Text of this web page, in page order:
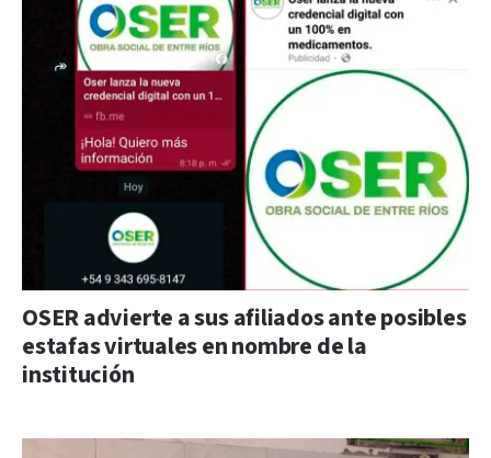
OSER advierte a sus afiliados ante posibles
estafas virtuales en nombre de la
institución